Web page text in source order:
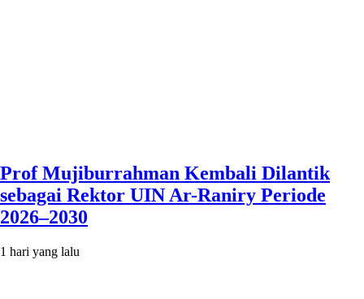
Prof Mujiburrahman Kembali Dilantik
sebagai Rektor UIN Ar-Raniry Periode
2026–2030
1 hari yang lalu